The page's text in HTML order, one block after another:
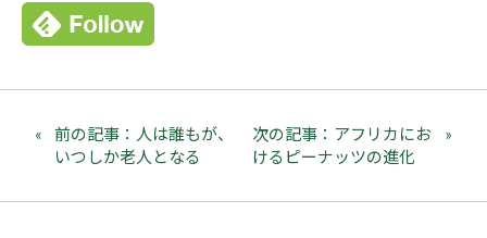
前の記事：人は誰もが、
いつしか老人となる
次の記事：アフリカにお
けるピーナッツの進化